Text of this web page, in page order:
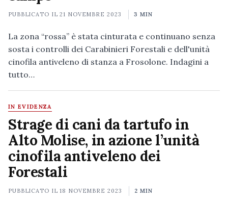
PUBBLICATO IL21 NOVEMBRE 2023 3 MIN
La zona “rossa” è stata cinturata e continuano senza
sosta i controlli dei Carabinieri Forestali e dell'unità
cinofila antiveleno di stanza a Frosolone. Indagini a
tutto…
IN EVIDENZA
Strage di cani da tartufo in
Alto Molise, in azione l’unità
cinofila antiveleno dei
Forestali
PUBBLICATO IL18 NOVEMBRE 2023 2 MIN